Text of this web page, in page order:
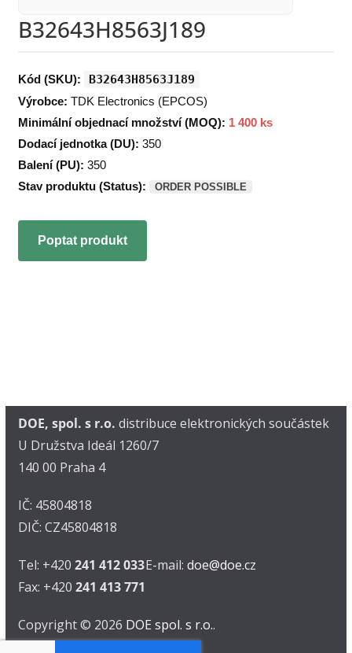
B32643H8563J189
Kód (SKU): B32643H8563J189
Výrobce: TDK Electronics (EPCOS)
Minimální objednací množství (MOQ): 1 400 ks
Dodací jednotka (DU): 350
Balení (PU): 350
Stav produktu (Status):
ORDER POSSIBLE
Poptat produkt
DOE, spol. s r.o. distribuce elektronických součástek
U Družstva Ideál 1260/7
140 00 Praha 4
IČ: 45804818
DIČ: CZ45804818
Tel: +420 241 412 033
Fax: +420 241 413 771
E-mail: doe@doe.cz
Copyright © 2026 DOE spol. s r.o..